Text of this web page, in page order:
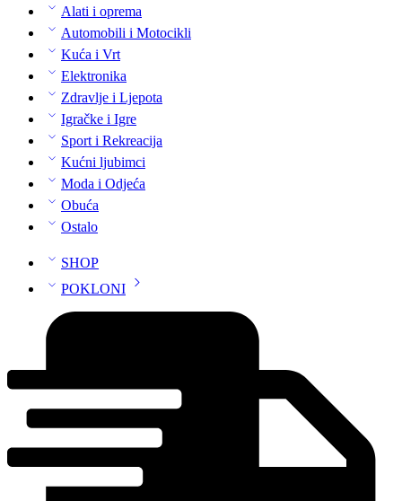
Alati i oprema
Automobili i Motocikli
Kuća i Vrt
Elektronika
Zdravlje i Ljepota
Igračke i Igre
Sport i Rekreacija
Kućni ljubimci
Moda i Odjeća
Obuća
Ostalo
SHOP
POKLONI